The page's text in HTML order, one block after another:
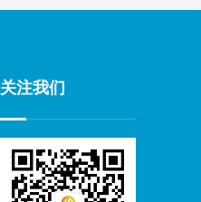
关注我们